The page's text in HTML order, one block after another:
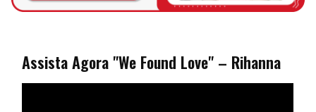
Assista Agora "We Found Love" – Rihanna